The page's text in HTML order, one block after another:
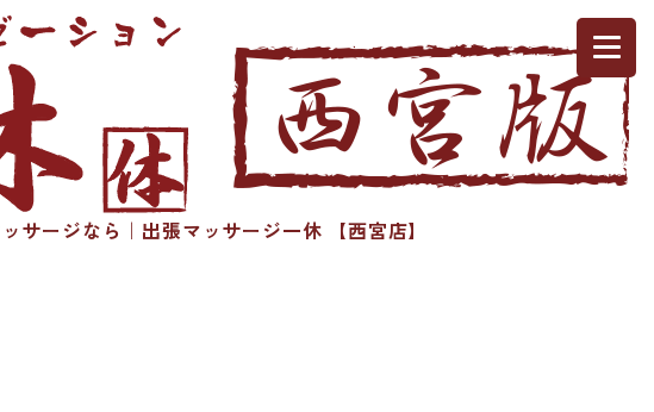
サージなら｜出張マッサージ一休 【西宮店】